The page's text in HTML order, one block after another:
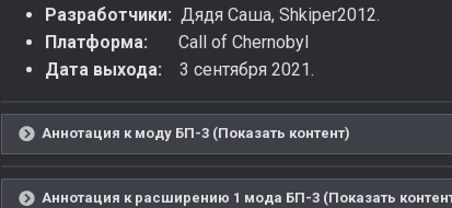
Разработчики: Дядя Саша, Shkiper2012.
Платформа: Call of Chernobyl
Дата выхода: 3 сентября 2021.
Аннотация к моду БП-3 (Показать контент)
Аннотация к расширению 1 мода БП-3 (Показать